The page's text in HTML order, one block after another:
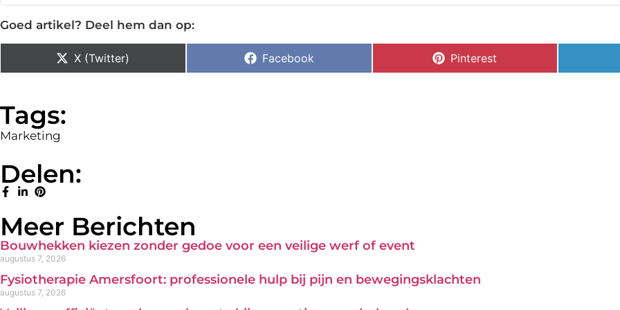
Goed artikel? Deel hem dan op:
X (Twitter) Facebook Pinterest
Tags:
Marketing
Delen:
Meer Berichten
Bouwhekken kiezen zonder gedoe voor een veilige werf of event
augustus 7, 2026
Fysiotherapie Amersfoort: professionele hulp bij pijn en bewegingsklachten
augustus 7, 2026